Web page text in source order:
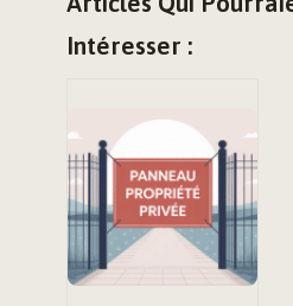
Intéresser :